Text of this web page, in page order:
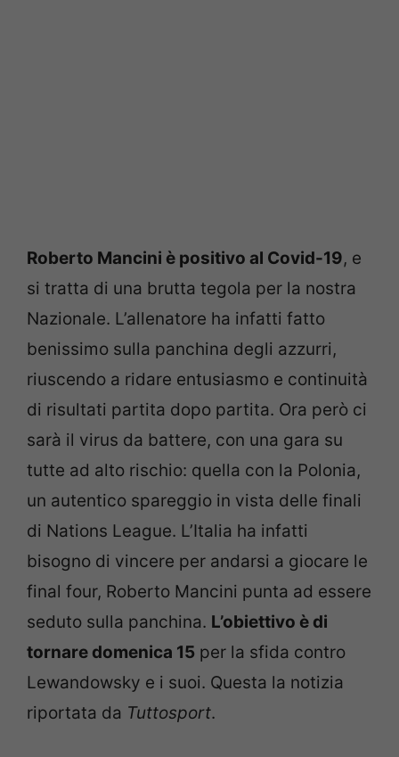
Roberto Mancini è positivo al Covid-19, e
si tratta di una brutta tegola per la nostra
Nazionale. L’allenatore ha infatti fatto
benissimo sulla panchina degli azzurri,
riuscendo a ridare entusiasmo e continuità
di risultati partita dopo partita. Ora però ci
sarà il virus da battere, con una gara su
tutte ad alto rischio: quella con la Polonia,
un autentico spareggio in vista delle finali
di Nations League. L’Italia ha infatti
bisogno di vincere per andarsi a giocare le
final four, Roberto Mancini punta ad essere
seduto sulla panchina. L’obiettivo è di
tornare domenica 15 per la sfida contro
Lewandowsky e i suoi. Questa la notizia
riportata da Tuttosport.